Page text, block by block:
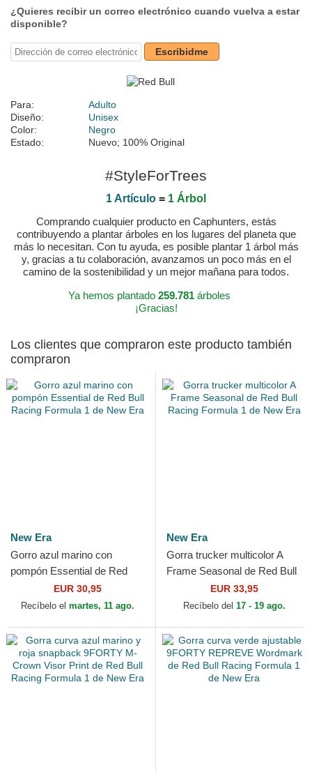
¿Quieres recibir un correo electrónico cuando vuelva a estar
disponible?
Escribidme
Para:
Adulto
Diseño:
Unisex
Color:
Negro
Estado:
Nuevo; 100% Original
#StyleForTrees
1 Artículo = 1 Árbol
Comprando cualquier producto en Caphunters, estás
contribuyendo a plantar árboles en los lugares del planeta que
más lo necesitan. Con tu ayuda, es posible plantar 1 árbol más
y, gracias a tu colaboración, avanzamos un poco más en el
camino de la sostenibilidad y un mejor mañana para todos.
Ya hemos plantado 259.781 árboles
¡Gracias!
Los clientes que compraron este producto también
compraron
New Era
Gorro azul marino con
pompón Essential de Red
Bull Racing Formula 1 de
New Era
EUR 30,95
Recíbelo el martes, 11 ago.
New Era
Gorra trucker multicolor A
Frame Seasonal de Red Bull
Racing Formula 1 de New
EUR 33,95
Recíbelo del 17 - 19 ago.